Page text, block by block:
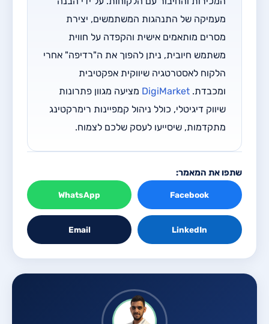
מעמיקה של התנהגות המשתמשים, יצירת
מסרים מותאמים אישית והקפדה על חווית
משתמש חיובית, ניתן להפוך את ה"רדיפה" אחרי
הלקוח לאסטרטגיה שיווקית אפקטיבית
ומכבדת. DigiMarket מציעה מגוון פתרונות
שיווק דיגיטלי, כולל ניהול קמפיינות רימרקטינג
מתקדמות, שיסייעו לעסק שלכם לצמוח.
שתפו את המאמר:
Facebook
WhatsApp
LinkedIn
Email